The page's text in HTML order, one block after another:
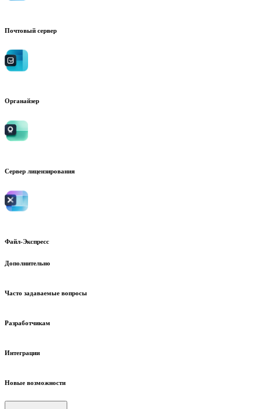
Почтовый сервер
Органайзер
Сервер лицензирования
Файл-Экспресс
Дополнительно
Часто задаваемые вопросы
Разработчикам
Интеграции
Новые возможности